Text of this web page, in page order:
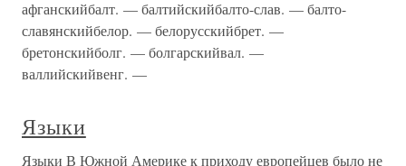
афганскийбалт. — балтийскийбалто-слав. — балто-
славянскийбелор. — белорусскийбрет. —
бретонскийболг. — болгарскийвал. —
валлийскийвенг. —
Языки
Языки В Южной Америке к приходу европейцев было не